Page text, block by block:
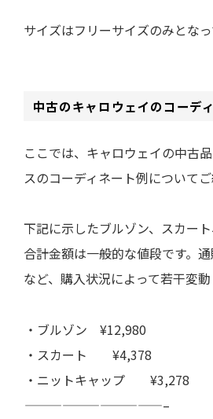
サイズはフリーサイズのみとなっ
中古のキャロウェイのコーデ
ここでは、キャロウェイの中古
スのコーディネート例についてご
下記に示したブルゾン、スカー
合計金額は一般的な値段です。
など、購入状況によって若干変動
・ブルゾン ¥12,980
・スカート ¥4,378
・ニットキャップ ¥3,278
———————————–